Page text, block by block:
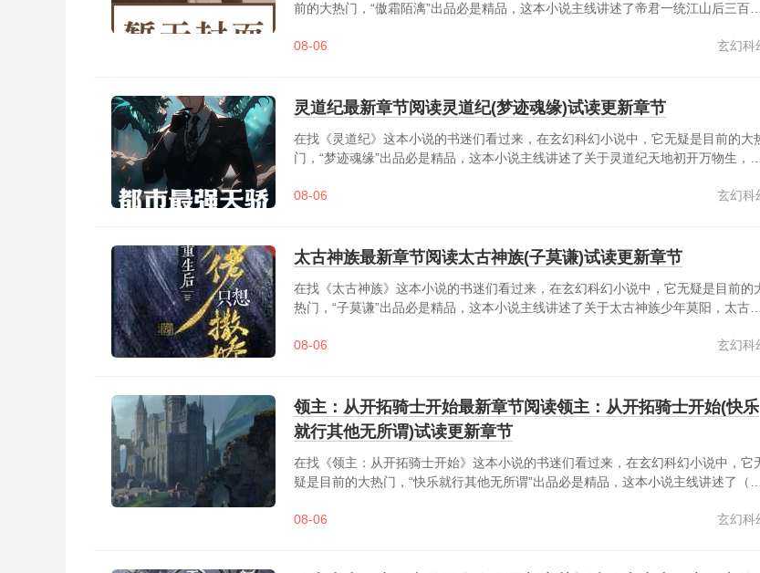
前的大热门，“傲霜陌漓”出品必是精品，这本小说主线讲述了帝君一统江山后三百
脱，但却身中幽冥寒毒，至此闯荡江湖，征战沙场，抵抗倭国及安缅国入侵，绞杀
玄幻科
08-06
灵道纪最新章节阅读灵道纪(梦迹魂缘)试读更新章节
在找《灵道纪》这本小说的书迷们看过来，在玄幻科幻小说中，它无疑是目前的大
门，“梦迹魂缘”出品必是精品，这本小说主线讲述了关于灵道纪天地初开万物生，脚
生。冥冥之中有定数，唯我真灵掌乾坤。......
玄幻科
08-06
太古神族最新章节阅读太古神族(子莫谦)试读更新章节
在找《太古神族》这本小说的书迷们看过来，在玄幻科幻小说中，它无疑是目前的
热门，“子莫谦”出品必是精品，这本小说主线讲述了关于太古神族少年莫阳，太古神
觉醒太古神族血脉，修炼星皇古经，承接天道传承，踏上一条复仇的逆天之路。我
玄幻科
08-06
领主：从开拓骑士开始最新章节阅读领主：从开拓骑士开始(快乐
就行其他无所谓)试读更新章节
在找《领主：从开拓骑士开始》这本小说的书迷们看过来，在玄幻科幻小说中，它
疑是目前的大热门，“快乐就行其他无所谓”出品必是精品，这本小说主线讲述了（种
领地。一步一个脚印，终将走上巅峰。......
玄幻科
08-06